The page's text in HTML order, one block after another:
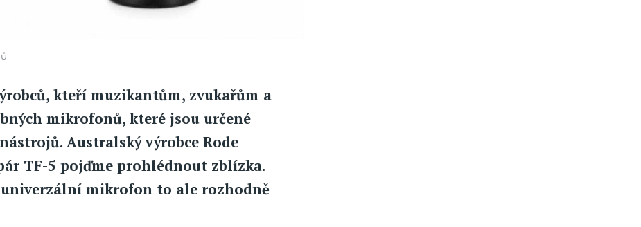
kteří muzikantům, zvukařům a
mikrofonů, které jsou určené
Australský výrobce Rode
TF-5 pojďme prohlédnout zblízka.
univerzální mikrofon to ale rozhodně